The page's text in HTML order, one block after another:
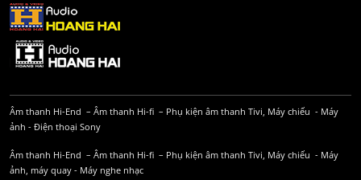
Âm thanh Hi-End – Âm thanh Hi-fi – Phụ kiện âm thanh Tivi, Máy chiếu - Máy
ảnh - Điện thoại Sony
Âm thanh Hi-End – Âm thanh Hi-fi – Phụ kiện âm thanh Tivi, Máy chiếu - Máy
ảnh, máy quay - Máy nghe nhạc